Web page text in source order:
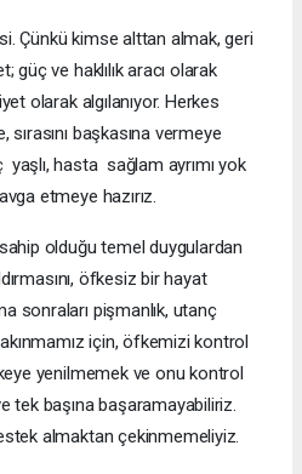
Çünkü kimse alttan almak, geri
güç ve haklılık aracı olarak
olarak algılanıyor. Herkes
başkasına vermeye
hasta  sağlam ayrımı yok
etmeye hazırız.
olduğu temel duygulardan
öfkesiz bir hayat
sonraları pişmanlık, utanç
için, öfkemizi kontrol
yenilmemek ve onu kontrol
tek başına başaramayabiliriz.
almaktan çekinmemeliyiz.